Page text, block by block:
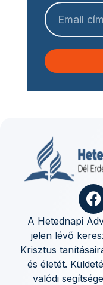
A Hetednapi
jelen lévő
Krisztus
és életét.
valódi